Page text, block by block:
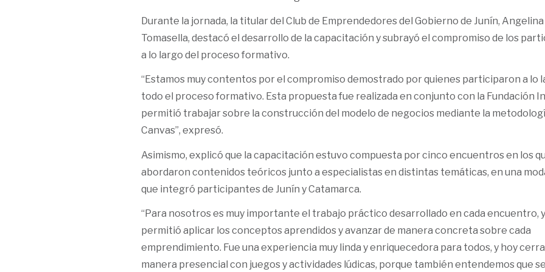
Durante la jornada, la titular del Club de Emprendedores del Gobierno de Junín, Angelina
Tomasella, destacó el desarrollo de la capacitación y subrayó el compromiso de los
a lo largo del proceso formativo.
“Estamos muy contentos por el compromiso demostrado por quienes participaron a lo
todo el proceso formativo. Esta propuesta fue realizada en conjunto con la Fundación
permitió trabajar sobre la construcción del modelo de negocios mediante la
Canvas”, expresó.
Asimismo, explicó que la capacitación estuvo compuesta por cinco encuentros en los
abordaron contenidos teóricos junto a especialistas en distintas temáticas, en una
que integró participantes de Junín y Catamarca.
“Para nosotros es muy importante el trabajo práctico desarrollado en cada encuentro,
permitió aplicar los conceptos aprendidos y avanzar de manera concreta sobre cada
emprendimiento. Fue una experiencia muy linda y enriquecedora para todos, y hoy
manera presencial con juegos y actividades lúdicas, porque también entendemos que